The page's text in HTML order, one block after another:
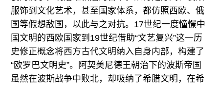
服饰到文化艺术，甚至国家体系，都仿照西欧、俄
国等假想敌国，以此与之对抗。17世纪一度憧憬中
国文明的西欧国家到19世纪借助“文艺复兴”这一历
史修正概念将西方古代文明纳入自身内部，构建了
“欧罗巴文明史”。阿契美尼德王朝治下的波斯帝国
虽然在波斯战争中败北，却吸纳了希腊文明，在希